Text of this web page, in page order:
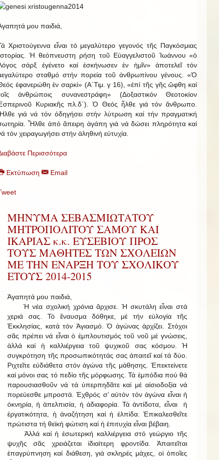
μου παιδιά,
Χριστούγεννα εἶναι τό μεγαλύτερο γεγονός τῆς Παγκόσμιας
Ἡ θεόπνευστη ρήση τοῦ Εὐαγγελιστοῦ Ἰωάννου «ὁ
σάρξ ἐγένετο καί ἐσκήνωσεν ἐν ἡμῖν» ἀποτελεῖ τόν
σταθμό στήν πορεία τοῦ ἀνθρωπίνου γένους. «Ὁ
ἐφανερώθη ἐν σαρκί» (Α΄Τιμ. γ 16), «ἐπί τῆς γῆς ὤφθη καί
ἀνθρώποις συνανεστράφη» (Δοξαστικόν Θεοτοκίον
Κυριακῆς πλ.δ΄). Ὁ Θεός ἦλθε γιά τόν ἄνθρωπο.
γιά νά τόν ὁδηγήσει στήν λύτρωση καί τήν πραγματική
Ἦλθε ἀπό ἄπειρη ἀγάπη γιά νά δώσει πληρότητα καί
τόν χειραγωγήσει στήν ἀληθινή εὐτυχία.
Περισσότερα
Εκτύπωση Email
ΜΗΝΥΜΑ ΣΕΒΑΣΜΙΩΤΑΤΟΥ
ΜΗΤΡΟΠΟΛΙΤΟΥ ΣΑΜΟΥ ΚΑΙ
ΙΚΑΡΙΑΣ κ.κ. ΕΥΣΕΒΙΟΥ ΠΡΟΣ
ΤΟΥΣ ΜΑΘΗΤΕΣ ΤΩΝ ΣΧΟΛΕΙΩΝ
ΜΕ ΤΗΝ ΕΝΑΡΞΗ ΤΟΥ ΣΧΟΛΙΚΟΥ
ΕΤΟΥΣ 2014-2015
Ἀγαπητά μου παιδιά,
Ἡ νέα σχολική χρόνια ἄρχισε. Ἡ σκυτάλη εἶναι στά
χεριά σας. Τό ἔναυσμα δόθηκε, μέ τήν εὐλογία τῆς
Ἐκκλησίας, κατά τόν Ἁγιασμό. Ὁ ἀγώνας ἀρχίζει. Στόχοι
σᾶς πρέπει νά εἶναι ὁ ἐμπλουτισμός τοῦ νοῦ μέ γνώσεις,
ἀλλά καί ἡ καλλιέργεια τοῦ ψυχικοῦ σας κόσμου. Ἡ
συγκρότηση τῆς προσωπικότητάς σας ἀπαιτεῖ καί τά δύο.
Ριχτεῖτε εὐδιάθετα στόν ἀγώνα τῆς μάθησης. Ἐπεκτείνετε
καί μόνοι σας τό πεδίο τῆς μόρφωσης. Τά ἐμπόδια πού θά
παρουσιασθοῦν νά τά ὑπερπηδᾶτε καί μέ αἰσιοδοξία νά
πορεύεσθε μπροστά. Ἐχθρός σ’ αὐτόν τόν ἀγώνα εἶναι ἡ
ὀκνηρία, ἡ ἀπελπισία, ἡ ἀδιαφορία. Τά ἀντίδοτα, εἶναι ἡ
ἐργατικότητα, ἡ ἀναζήτηση καί ἡ ἐλπίδα. Ἐπικαλεσθεῖτε
πρώτιστα τή θεϊκή φώτιση καί ἡ ἐπιτυχία εἶναι βέβαιη.
Ἀλλά καί ἡ ἐσωτερική καλλιέργεια στό γεώργιο τῆς
ψυχῆς σᾶς χρειάζεται ἰδιαίτερη φροντίδα. Ἀπαιτεῖται
ἐπαγρύπνηση καί διάθεση, γιά σκληρές μάχες, οἱ ὁποῖες